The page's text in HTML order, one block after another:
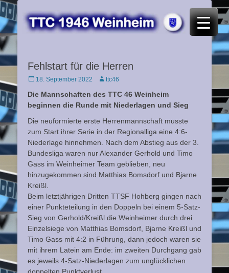
TTC 46 Weinheim
Fehlstart für die Herren
Posted
18. September 2022 Autorttc46
Die Mannschaften des TTC 46 Weinheim
beginnen die Runde mit Niederlagen und Sieg
Die neuformierte erste Herrenmannschaft musste
zum Start ihrer Serie in der Regionalliga eine 4:6-
Niederlage hinnehmen. Nach dem Abstieg aus der 3.
Bundesliga waren nur Alexander Gerhold und Timo
Gass im Weinheimer Team geblieben, neu
hinzugekommen sind Matthias Bomsdorf und Bjarne
Kreißl.
Beim letztjährigen Dritten TTSF Hohberg gingen nach
einer Punkteteilung in den Doppeln bei einem 5-Satz-
Sieg von Gerhold/Kreißl die Weinheimer durch drei
Einzelsiege von Matthias Bomsdorf, Bjarne Kreißl und
Timo Gass mit 4:2 in Führung, dann jedoch waren sie
mit ihrem Latein am Ende: im zweiten Durchgang gab
es jeweils 4-Satz-Niederlagen zum unglücklichen